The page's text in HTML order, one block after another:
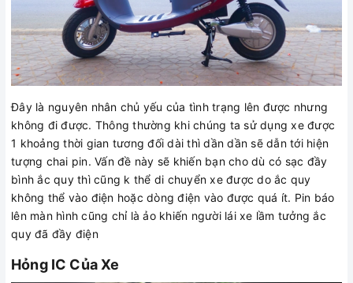
Đây là nguyên nhân chủ yếu của tình trạng lên được nhưng
không đi được. Thông thường khi chúng ta sử dụng xe được
1 khoảng thời gian tương đối dài thì dần dần sẽ dẫn tới hiện
tượng chai pin. Vấn đề này sẽ khiến bạn cho dù có sạc đầy
bình ắc quy thì cũng k thể di chuyển xe được do ắc quy
không thể vào điện hoặc dòng điện vào được quá ít. Pin báo
lên màn hình cũng chỉ là ảo khiến người lái xe lầm tưởng ắc
quy đã đầy điện
Hỏng IC Của Xe